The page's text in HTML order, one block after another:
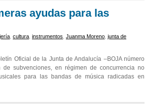
ayudas para las
cultura instrumentos Juanma Moreno junta de
Oficial de la Junta de Andalucía –BOJA número
subvenciones, en régimen de concurrencia no
para las bandas de música radicadas en